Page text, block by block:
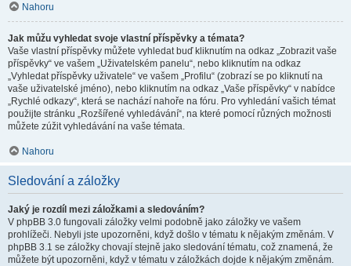
Nahoru
Jak můžu vyhledat svoje vlastní příspěvky a témata?
Vaše vlastní příspěvky můžete vyhledat buď kliknutím na odkaz „Zobrazit vaše
příspěvky“ ve vašem „Uživatelském panelu“, nebo kliknutím na odkaz
„Vyhledat příspěvky uživatele“ ve vašem „Profilu“ (zobrazí se po kliknutí na
vaše uživatelské jméno), nebo kliknutím na odkaz „Vaše příspěvky“ v nabídce
„Rychlé odkazy“, která se nachází nahoře na fóru. Pro vyhledání vašich témat
použijte stránku „Rozšířené vyhledávání“, na které pomocí různých možnosti
můžete zúžit vyhledávání na vaše témata.
Nahoru
Sledování a záložky
Jaký je rozdíl mezi záložkami a sledováním?
V phpBB 3.0 fungovali záložky velmi podobně jako záložky ve vašem
prohlížeči. Nebyli jste upozorněni, když došlo v tématu k nějakým změnám. V
phpBB 3.1 se záložky chovají stejně jako sledování tématu, což znamená, že
můžete být upozorněni, když v tématu v záložkách dojde k nějakým změnám.